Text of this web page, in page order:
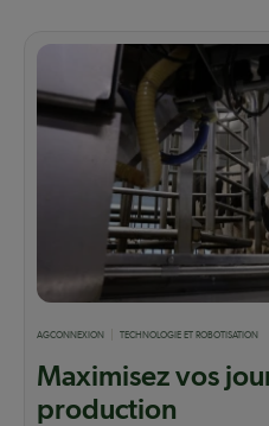
AGCONNEXION TECHNOLOGIE ET ROBOTISATION
Maximisez vos
production